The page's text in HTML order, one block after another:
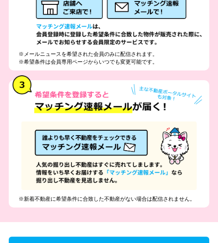
※メールニュースを希望された会員のみに配信されます。
※希望条件は会員専用ページからいつでも変更可能です。
※新着不動産に希望条件に合致した不動産がない場合は配信されません。